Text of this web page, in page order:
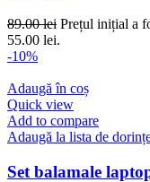
89.00lei Prețul inițial a
55.00 lei.
-10%
Adaugă în coș
Quick view
Add to compare
Adaugă la lista de
Set balamale